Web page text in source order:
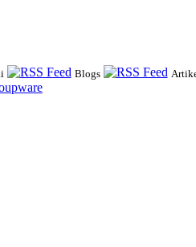
Blogs